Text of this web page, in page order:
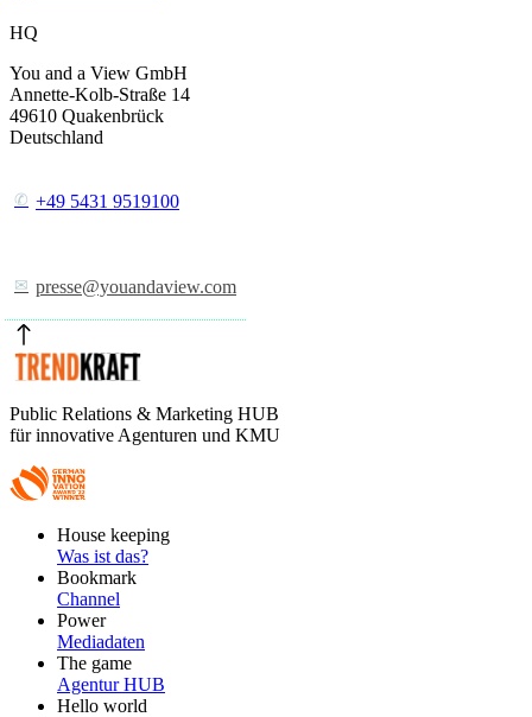
HQ
You and a View GmbH
Annette-Kolb-Straße 14
49610 Quakenbrück
Deutschland
+49 5431 9519100
presse@youandaview.com
Public Relations & Marketing HUB
für innovative Agenturen und KMU
FooterHouse keeping
Was ist das?
Bookmark
Channel
Power
Mediadaten
The game
Agentur HUB
Hello world